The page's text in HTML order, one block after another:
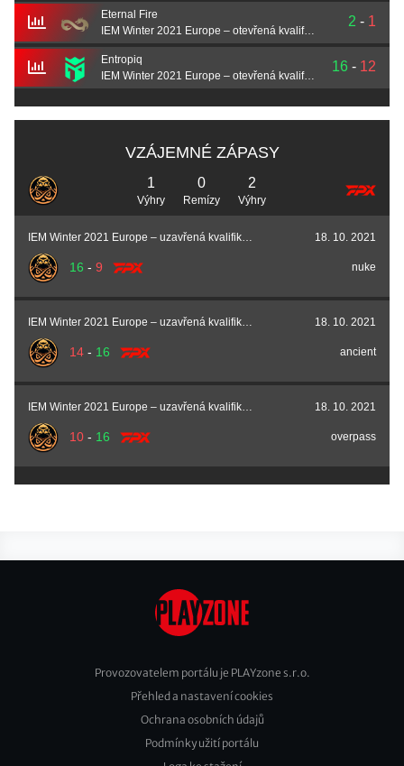
Eternal Fire
IEM Winter 2021 Europe – otevřená kvalifikace #1
2 - 1
Entropiq
IEM Winter 2021 Europe – otevřená kvalifikace #1
16 - 12
VZÁJEMNÉ ZÁPASY
1
Výhry
0
Remízy
2
Výhry
18. 10. 2021
16 - 9 nuke
18. 10. 2021
14- 16 ancient
18. 10. 2021
10- 16 overpass
Footer
Provozovatelem portálu je PLAYzone s.r.o.
Přehled a nastavení cookies
Ochrana osobních údajů
Podmínky užití portálu